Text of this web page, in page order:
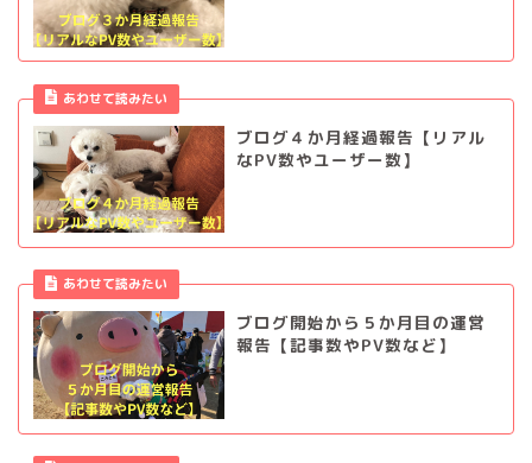
あわせて読みたい
ブログ４か月経過報告【リアル
なPV数やユーザー数】
あわせて読みたい
ブログ開始から５か月目の運営
報告【記事数やPV数など】